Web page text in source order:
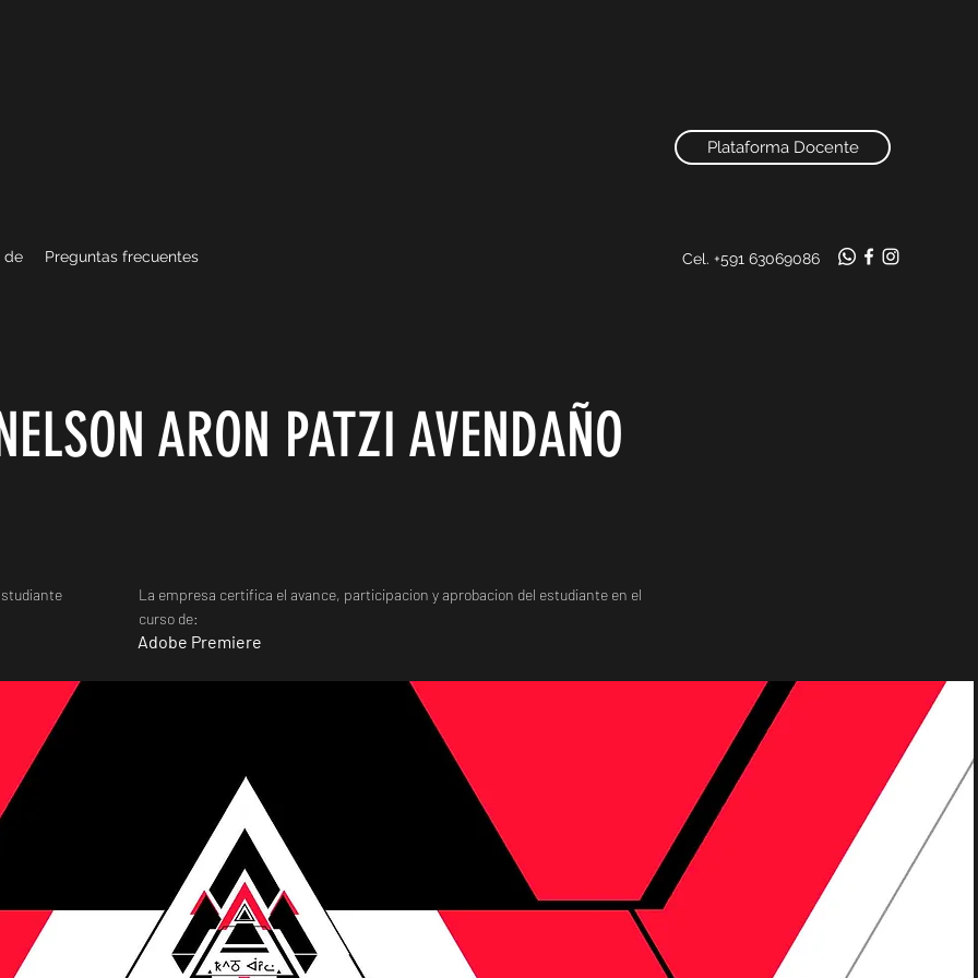
Plataforma Docente
de Preguntas frecuentes Cel. +591 63069086
ARON PATZI AVENDAÑO
La empresa certifica el avance, participacion y aprobacion del estudiante en el
curso de:
Adobe Premiere